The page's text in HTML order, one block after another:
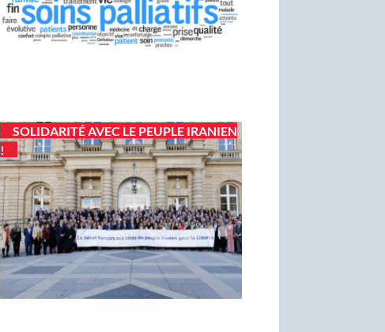
SOLIDARITÉ AVEC LE PEUPLE IRANIEN
!